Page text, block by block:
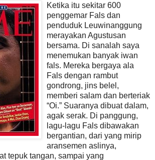
Ketika itu sekitar 600
penggemar Fals dan
penduduk Leuwinanggung
merayakan Agustusan
bersama. Di sanalah saya
menemukan banyak iwan
fals. Mereka bergaya ala
Fals dengan rambut
gondrong, jins belel,
memberi salam dan berteriak
“Oi.” Suaranya dibuat dalam,
agak serak. Di panggung,
lagu-lagu Fals dibawakan
bergantian, dari yang mirip
aransemen aslinya,
tepuk tangan, sampai yang